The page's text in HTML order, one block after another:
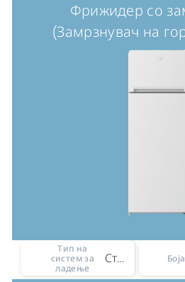
Фрижидер со
(Замрзнувач на
Тип на
систем за
ладење
Статичен Боја